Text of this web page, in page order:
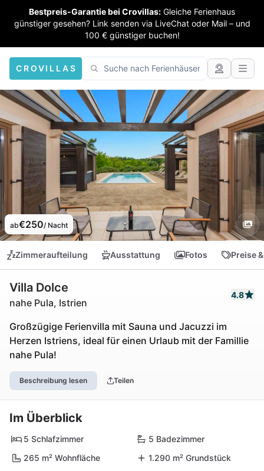
Bestpreis-Garantie bei Crovillas: Gleiche Ferienhaus
günstiger gesehen? Link senden via LiveChat oder Mail – und
100 € günstiger buchen!
CROVILLAS
ab€250/ Nacht
Zimmeraufteilung Ausstattung Fotos Preise
Villa Dolce
nahe Pula, Istrien
4.8
Großzügige Ferienvilla mit Sauna und Jacuzzi im
Herzen Istriens, ideal für einen Urlaub mit der Famillie
nahe Pula!
Beschreibung lesen Teilen
Im Überblick
5 Schlafzimmer
5 Badezimmer
265 m² Wohnfläche
1.290 m² Grundstück